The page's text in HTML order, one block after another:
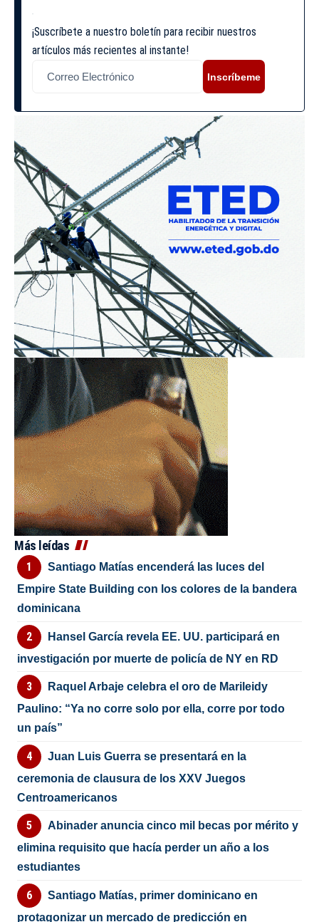
¡Suscríbete a nuestro boletín para recibir nuestros
artículos más recientes al instante!
Inscríbeme
Más leídas
Santiago Matías encenderá las luces del
Empire State Building con los colores de la bandera
dominicana
Hansel García revela EE. UU. participará en
investigación por muerte de policía de NY en RD
Raquel Arbaje celebra el oro de Marileidy
Paulino: “Ya no corre solo por ella, corre por todo
un país”
Juan Luis Guerra se presentará en la
ceremonia de clausura de los XXV Juegos
Centroamericanos
Abinader anuncia cinco mil becas por mérito y
elimina requisito que hacía perder un año a los
estudiantes
Santiago Matías, primer dominicano en
protagonizar un mercado de predicción en